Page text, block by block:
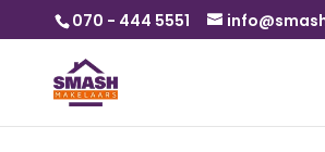
070 - 444 5551